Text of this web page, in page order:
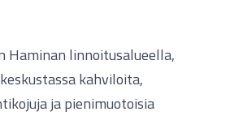
Haminan linnoitusalueella,
kahviloita,
ja pienimuotoisia